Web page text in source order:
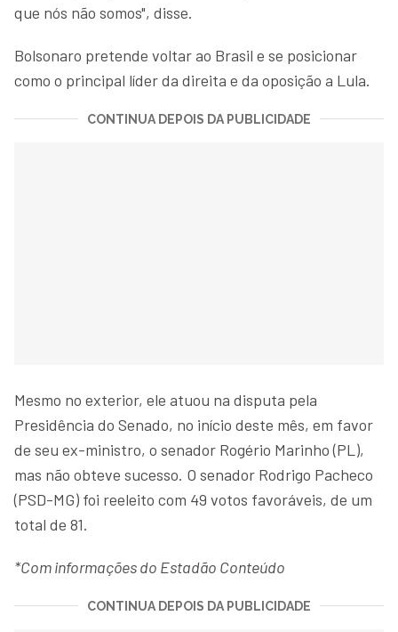
que nós não somos", disse.
Bolsonaro pretende voltar ao Brasil e se posicionar
como o principal líder da direita e da oposição a Lula.
CONTINUA DEPOIS DA PUBLICIDADE
Mesmo no exterior, ele atuou na disputa pela
Presidência do Senado, no início deste mês, em favor
de seu ex-ministro, o senador Rogério Marinho (PL),
mas não obteve sucesso. O senador Rodrigo Pacheco
(PSD-MG) foi reeleito com 49 votos favoráveis, de um
total de 81.
*Com informações do Estadão Conteúdo
CONTINUA DEPOIS DA PUBLICIDADE